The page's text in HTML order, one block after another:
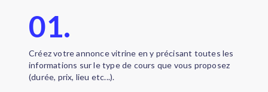
01.
Créez votre annonce vitrine en y précisant toutes les
informations sur le type de cours que vous proposez
(durée, prix, lieu etc...).